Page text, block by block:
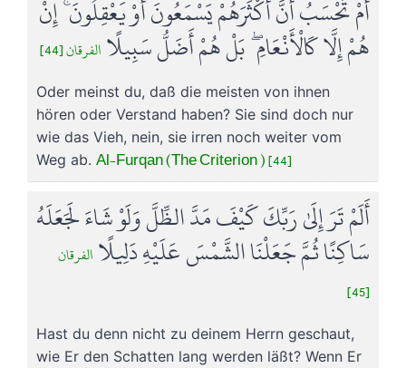
أَمْ تَحْسَبُ أَنَّ أَكْثَرَهُمْ يَسْمَعُونَ أَوْ يَعْقِلُونَ ۚ إِنْ
هُمْ إِلَّا كَالْأَنْعَامِ ۖ بَلْ هُمْ أَضَلُّ سَبِيلًا الفرقان [44]
Oder meinst du, daß die meisten von ihnen
hören oder Verstand haben? Sie sind doch nur
wie das Vieh, nein, sie irren noch weiter vom
Weg ab. Al-Furqan (The Criterion ) [44]
أَلَمْ تَرَ إِلَىٰ رَبِّكَ كَيْفَ مَدَّ الظِّلَّ وَلَوْ شَاءَ لَجَعَلَهُ
سَاكِنًا ثُمَّ جَعَلْنَا الشَّمْسَ عَلَيْهِ دَلِيلًا الفرقان
[45]
Hast du denn nicht zu deinem Herrn geschaut,
wie Er den Schatten lang werden läßt? Wenn Er